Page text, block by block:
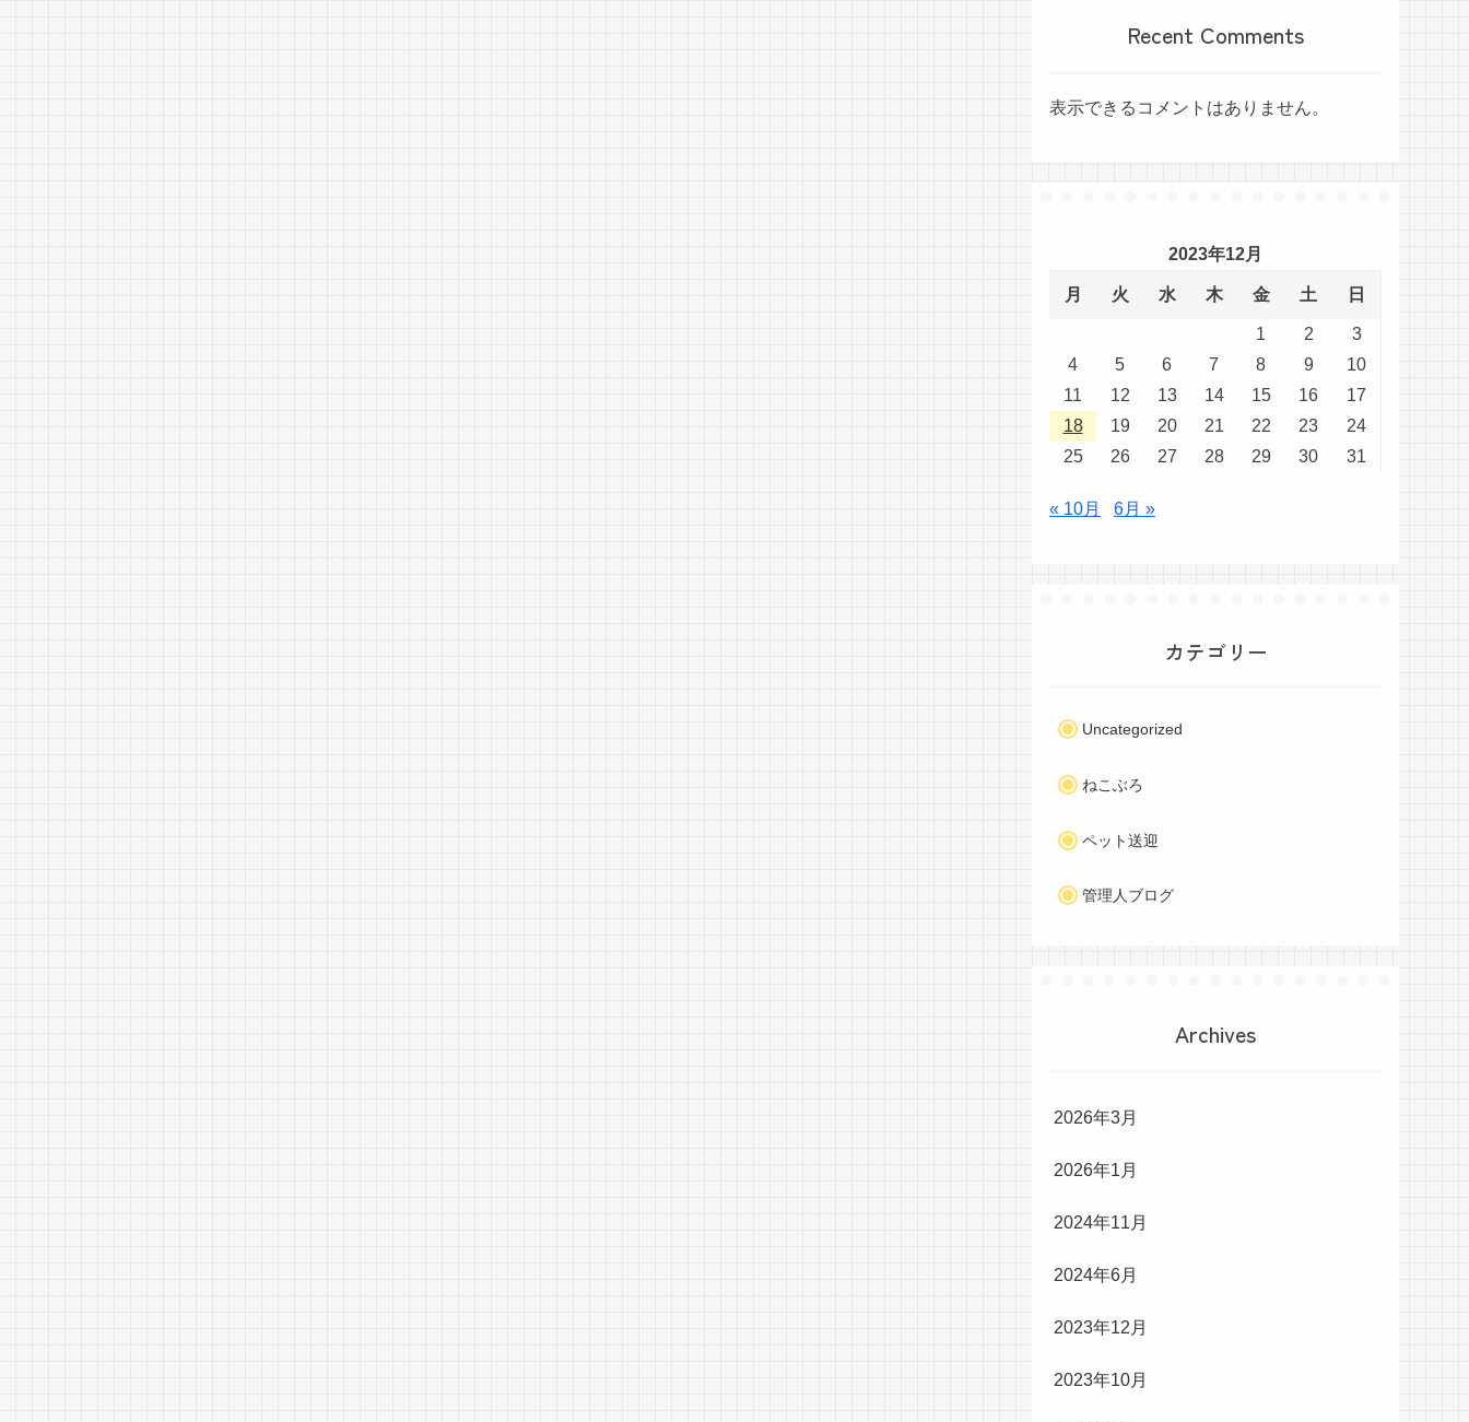
Recent Comments
表示できるコメントはありません。
2023年12月
月 火 水 木 金 土 日
1 2
3
4
5 6 7 8 9
10
11
12 13 14 15 16
17
18
19 20 21 22 23
24
25
26 27 28 29 30 31
« 10月 6月 »
カテゴリー
Uncategorized
ねこぶろ
ペット送迎
管理人ブログ
Archives
2026年3月
2026年1月
2024年11月
2024年6月
2023年12月
2023年10月